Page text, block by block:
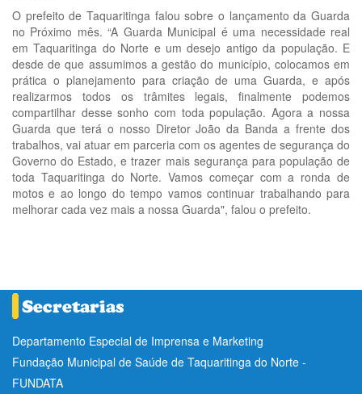
O prefeito de Taquaritinga falou sobre o lançamento da Guarda
no Próximo mês. “A Guarda Municipal é uma necessidade real
em Taquaritinga do Norte e um desejo antigo da população. E
desde de que assumimos a gestão do município, colocamos em
prática o planejamento para criação de uma Guarda, e após
realizarmos todos os trâmites legais, finalmente podemos
compartilhar desse sonho com toda população. Agora a nossa
Guarda que terá o nosso Diretor João da Banda a frente dos
trabalhos, vai atuar em parceria com os agentes de segurança do
Governo do Estado, e trazer mais segurança para população de
toda Taquaritinga do Norte. Vamos começar com a ronda de
motos e ao longo do tempo vamos continuar trabalhando para
melhorar cada vez mais a nossa Guarda", falou o prefeito.
Departamento Especial de Imprensa e Marketing
Fundação Municipal de Saúde de Taquaritinga do Norte -
FUNDATA